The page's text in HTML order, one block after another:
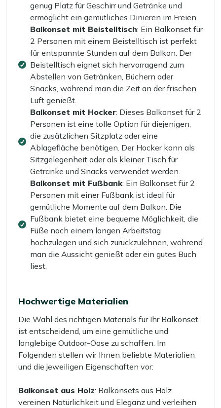
genug Platz für Geschirr und Getränke und
ermöglicht ein gemütliches Dinieren im Freien.
Balkonset mit Beistelltisch: Ein Balkonset für
2 Personen mit einem Beistelltisch ist perfekt
für entspannte Stunden auf dem Balkon. Der
Beistelltisch eignet sich hervorragend zum
Abstellen von Getränken, Büchern oder
Snacks, während man die Zeit an der frischen
Luft genießt.
Balkonset mit Hocker: Dieses Balkonset für 2
Personen ist eine tolle Option für diejenigen,
die zusätzlichen Sitzplatz oder eine
Ablagefläche benötigen. Der Hocker kann als
Sitzgelegenheit oder als kleiner Tisch für
Getränke und Snacks verwendet werden.
Balkonset mit Fußbank: Ein Balkonset für 2
Personen mit einer Fußbank ist ideal für
gemütliche Momente auf dem Balkon. Die
Fußbank bietet eine bequeme Möglichkeit, die
Füße nach einem langen Arbeitstag
hochzulegen und sich zurückzulehnen, während
man die Aussicht genießt oder ein gutes Buch
liest.
Hochwertige Materialien
Die Wahl des richtigen Materials für Ihr Balkonset
ist entscheidend, um eine gemütliche und
langlebige Outdoor-Oase zu schaffen. Im
Folgenden stellen wir Ihnen beliebte Materialien
und die jeweiligen Eigenschaften vor:
Balkonset aus Holz: Balkonsets aus Holz
vereinen Natürlichkeit und Eleganz und verleihen